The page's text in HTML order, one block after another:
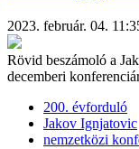
2023. február. 04.
Rövid beszámoló a
decemberi
200. évforduló
Jakov Ignjatovic
nemzetközi